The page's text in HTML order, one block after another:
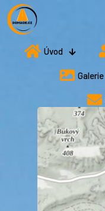
Úvod
Galerie